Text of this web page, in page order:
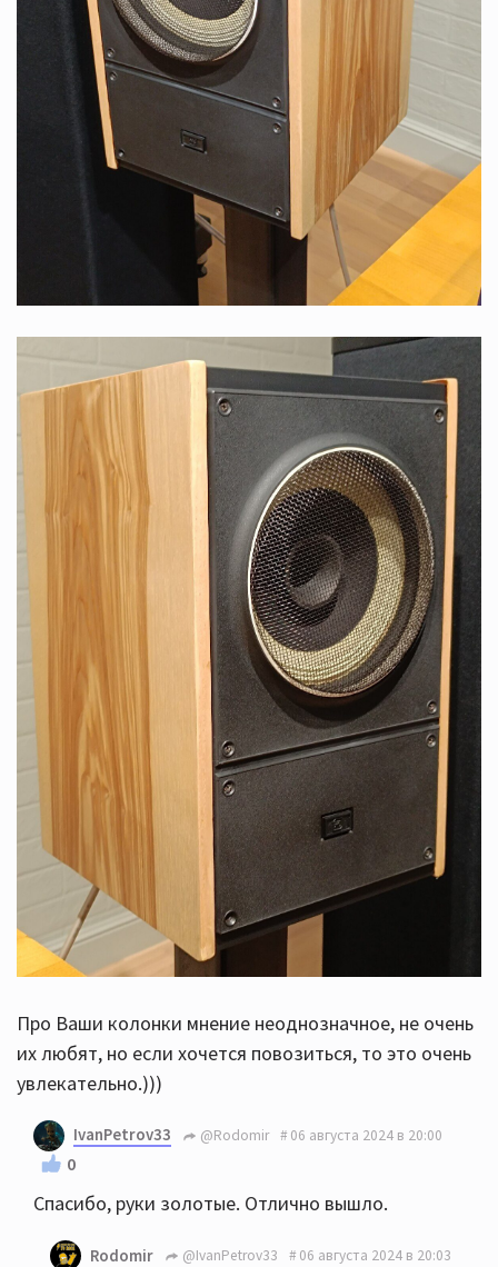
Про Ваши колонки мнение неоднозначное, не очень
их любят, но если хочется повозиться, то это очень
увлекательно.)))
IvanPetrov33 @Rodomir 06 августа 2024 в 20:00
0
Спасибо, руки золотые. Отлично вышло.
Rodomir @IvanPetrov33 06 августа 2024 в 20:03